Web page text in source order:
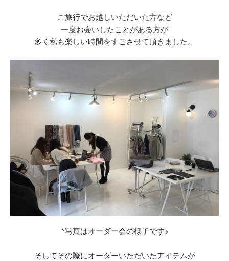
ご旅行でお越しいただいた方など
一度お会いしたことがある方が
多く私も楽しい時間をすごさせて頂きました。
*写真はオーダー会の様子です♪
そしてその際にオーダーいただいたアイテムが